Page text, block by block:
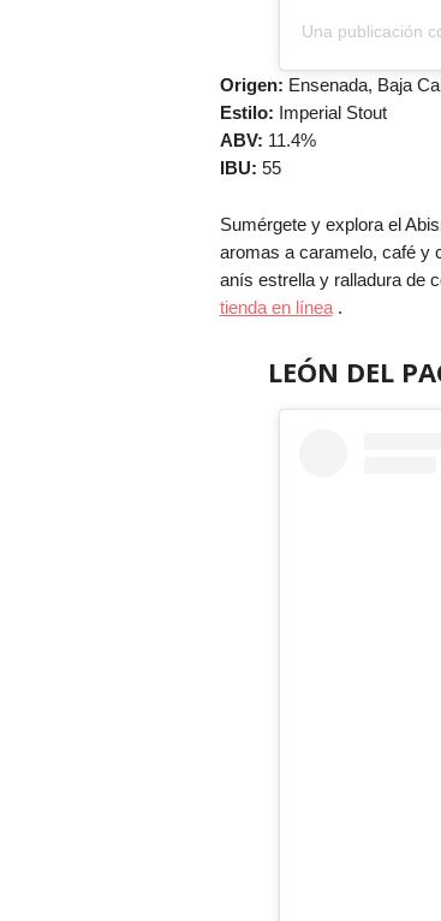
Una publicación
Origen: Ensenada, Baja
Estilo: Imperial Stout
ABV: 11.4%
IBU: 55
Sumérgete y explora el
aromas a caramelo, café y
anís estrella y ralladura de
tienda en línea .
LEÓN DEL